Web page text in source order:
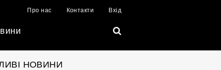
Про нас Контакти Вхід
НОВИНИ